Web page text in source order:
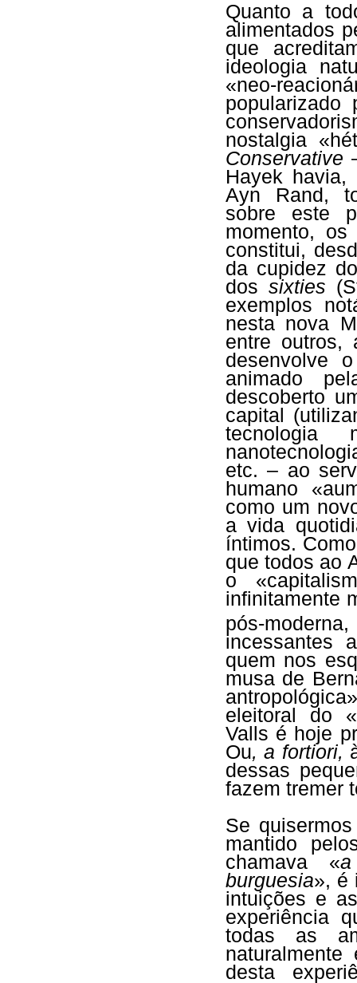
Quanto a
alimentados
que
ideologia
«neo-
nostalgia
Conservative
Hayek havia,
Ayn Rand,
sobre este
momento,
constitui,
da cupidez
dos sixties
exemplos
nesta nova
entre outros,
desenvolve
animado
descoberto
capital
tecnologia
etc. – ao
humano
como um
a vida
íntimos.
que todos ao
o
infinitamente
pós-
incessantes
quem nos
musa de
eleitoral do
Valls é hoje
Ou, a fortiori,
dessas
fazem tremer
Se
mantido
chamava «
burguesia», é
intuições e
experiência
todas as
desta